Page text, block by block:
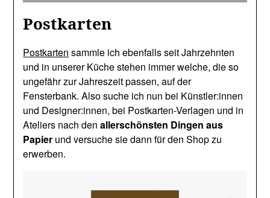
Postkarten
Postkarten sammle ich ebenfalls seit Jahrzehnten
und in unserer Küche stehen immer welche, die so
ungefähr zur Jahreszeit passen, auf der
Fensterbank. Also suche ich nun bei Künstler:innen
und Designer:innen, bei Postkarten-Verlagen und in
Ateliers nach denallerschönsten Dingen aus
Papier und versuche sie dann für den Shop zu
erwerben.